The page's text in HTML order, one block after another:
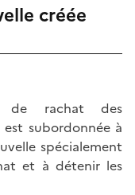
créée
de rachat des
est subordonnée à
spécialement
et à détenir les